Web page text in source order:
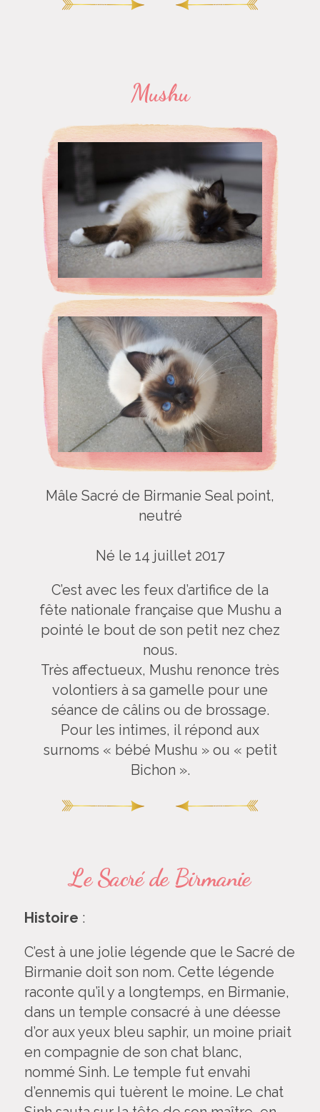
Mushu
Mâle Sacré de Birmanie Seal point,
neutré
Né le 14 juillet 2017
C’est avec les feux d’artifice de la
fête nationale française que Mushu a
pointé le bout de son petit nez chez
nous.
Très affectueux, Mushu renonce très
volontiers à sa gamelle pour une
séance de câlins ou de brossage.
Pour les intimes, il répond aux
surnoms « bébé Mushu » ou « petit
Bichon ».
Le Sacré de Birmanie
Histoire :
C’est à une jolie légende que leSacré de
Birmanie doit son nom. Cette légende
raconte qu’il y a longtemps, en Birmanie,
dans un temple consacré à une déesse
d’or aux yeux bleu saphir, un moine priait
en compagnie de son chat blanc,
nommé Sinh. Le temple fut envahi
d’ennemis qui tuèrent le moine. Le chat